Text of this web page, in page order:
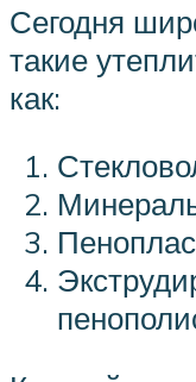
Сегодня
такие
как: